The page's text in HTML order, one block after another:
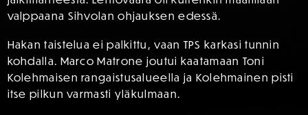
valppaana Sihvolan ohjauksen edessä.
Hakan taistelua ei palkittu, vaan TPS karkasi tunnin
kohdalla. Marco Matrone joutui kaatamaan Toni
Kolehmaisen rangaistusalueella ja Kolehmainen pisti
itse pilkun varmasti yläkulmaan.